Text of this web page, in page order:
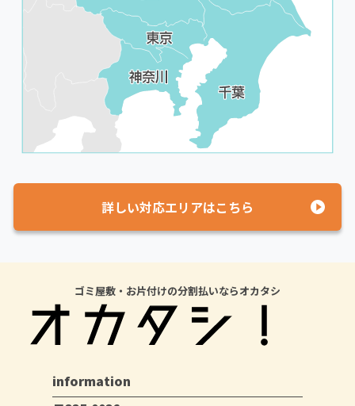
詳しい対応エリアはこちら
ゴミ屋敷・お片付けの分割払いならオカタシ
information